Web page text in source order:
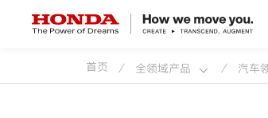
关于Honda
首页 / 全领域产品 / 汽车